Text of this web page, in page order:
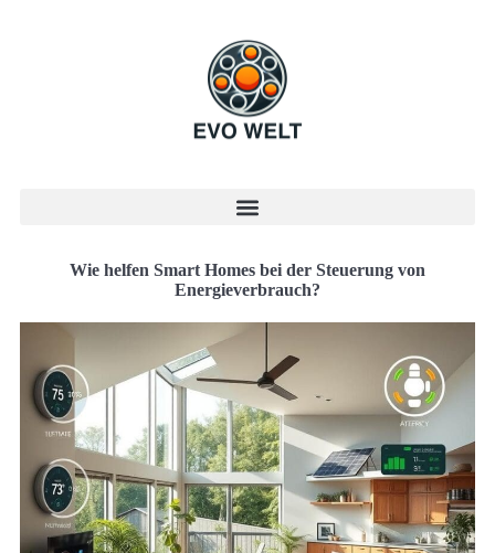
Wie helfen Smart Homes bei der Steuerung von
Energieverbrauch?